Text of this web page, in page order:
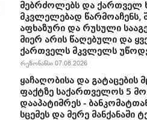
მებრძოლებს და ქართველ
მკვლელებად წარმოაჩენს,
აფხაზური და რუსული
მიერ არის წაღებული და
ქართველს მკვლელს
რეზონანსი 07.08.2026
ყაჩაღობისა და გატაცების
ფაქტზე საქართველოს 5
დააპატიმრეს -
სცემეს და მერე მანქანაში